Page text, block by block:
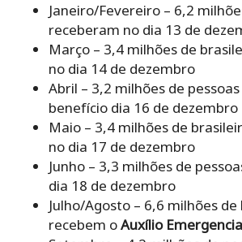
Janeiro/Fevereiro – 6,2
receberam no dia 13 de
Março – 3,4 milhões de
no dia 14 de dezembro
Abril – 3,2 milhões de
benefício dia 16 de dezembro
Maio – 3,4 milhões de
no dia 17 de dezembro
Junho – 3,3 milhões de
dia 18 de dezembro
Julho/Agosto – 6,6 milhões
recebem oAuxílio